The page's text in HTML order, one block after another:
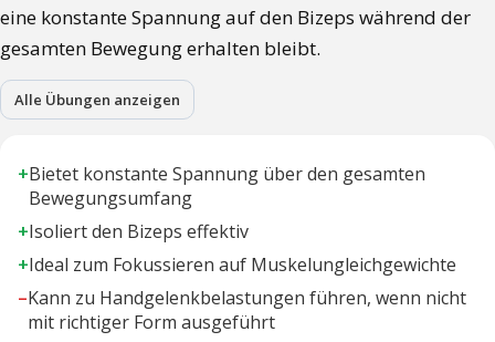
eine konstante Spannung auf den Bizeps während der
gesamten Bewegung erhalten bleibt.
Alle Übungen anzeigen
+Bietet konstante Spannung über den gesamten
Bewegungsumfang
+Isoliert den Bizeps effektiv
+Ideal zum Fokussieren auf Muskelungleichgewichte
–Kann zu Handgelenkbelastungen führen, wenn nicht
mit richtiger Form ausgeführt